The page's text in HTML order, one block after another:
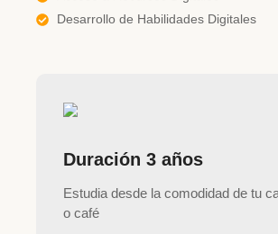
Desarrollo de Habilidades Digitales
Duración 3 años
Estudia desde la comodidad de tu
o café